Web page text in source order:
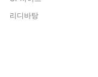
리디바탕